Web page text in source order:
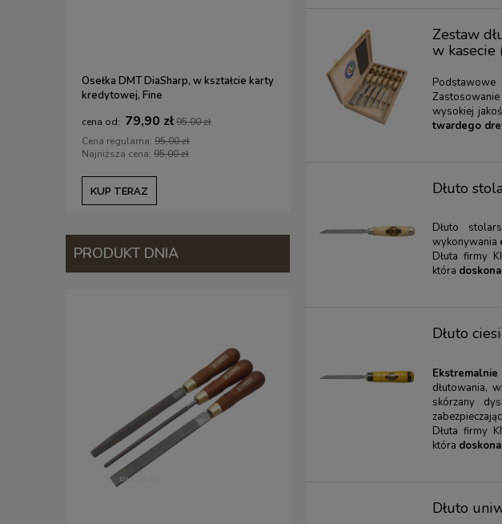
Osełka DMT DiaSharp, w kształcie karty
kredytowej, Fine
79,90 zł95,00 zł
Cena regularna: 95,00 zł
Najniższa cena: 95,00 zł
KUP TERAZ
Etui na narzędzia - edycja jubileuszowa -
DLUTA.PL / KIRSCHEN - 12 kieszeni
109,00 zł
120,00 zł
PRODUKT DNIA
Zestaw
w kasecie
Zastosowanie
wysokiej
twardego
Dłuto
Dłuto
wykonywania
Dłuta firmy
która
Dłuto
dłutowania,
skórzany
Dłuta firmy
która
Dłuto